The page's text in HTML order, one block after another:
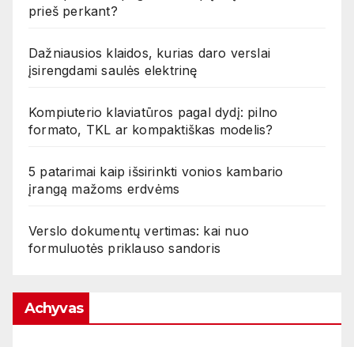
prieš perkant?
Dažniausios klaidos, kurias daro verslai
įsirengdami saulės elektrinę
Kompiuterio klaviatūros pagal dydį: pilno
formato, TKL ar kompaktiškas modelis?
5 patarimai kaip išsirinkti vonios kambario
įrangą mažoms erdvėms
Verslo dokumentų vertimas: kai nuo
formuluotės priklauso sandoris
Achyvas